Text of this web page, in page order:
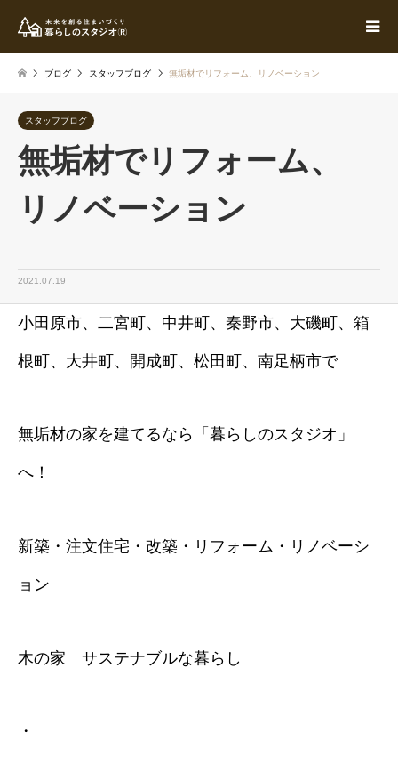
ブログ スタッフブログ 無垢材でリフォーム、リノベーション
スタッフブログ
無垢材でリフォーム、
リノベーション
2021.07.19
小田原市、二宮町、中井町、秦野市、大磯町、箱
根町、大井町、開成町、松田町、南足柄市で
無垢材の家を建てるなら「暮らしのスタジオ」
へ！
新築・注文住宅・改築・リフォーム・リノベーシ
ョン
木の家 サステナブルな暮らし
・